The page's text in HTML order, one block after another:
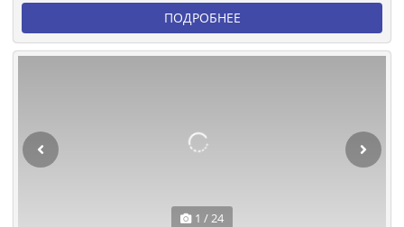
ПОДРОБНЕЕ
1 / 24